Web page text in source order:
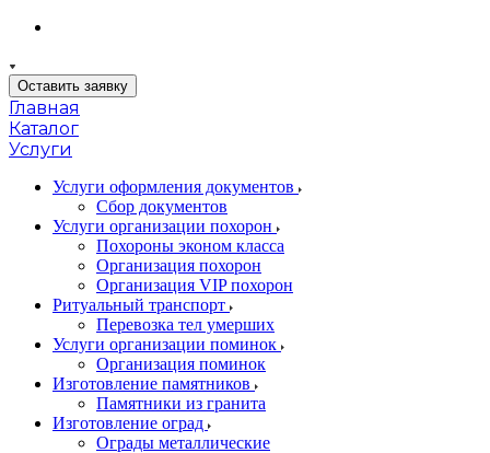
Оставить заявку
Главная
Каталог
Услуги
Услуги оформления документов
Сбор документов
Услуги организации похорон
Похороны эконом класса
Организация похорон
Организация VIP похорон
Ритуальный транспорт
Перевозка тел умерших
Услуги организации поминок
Организация поминок
Изготовление памятников
Памятники из гранита
Изготовление оград
Ограды металлические